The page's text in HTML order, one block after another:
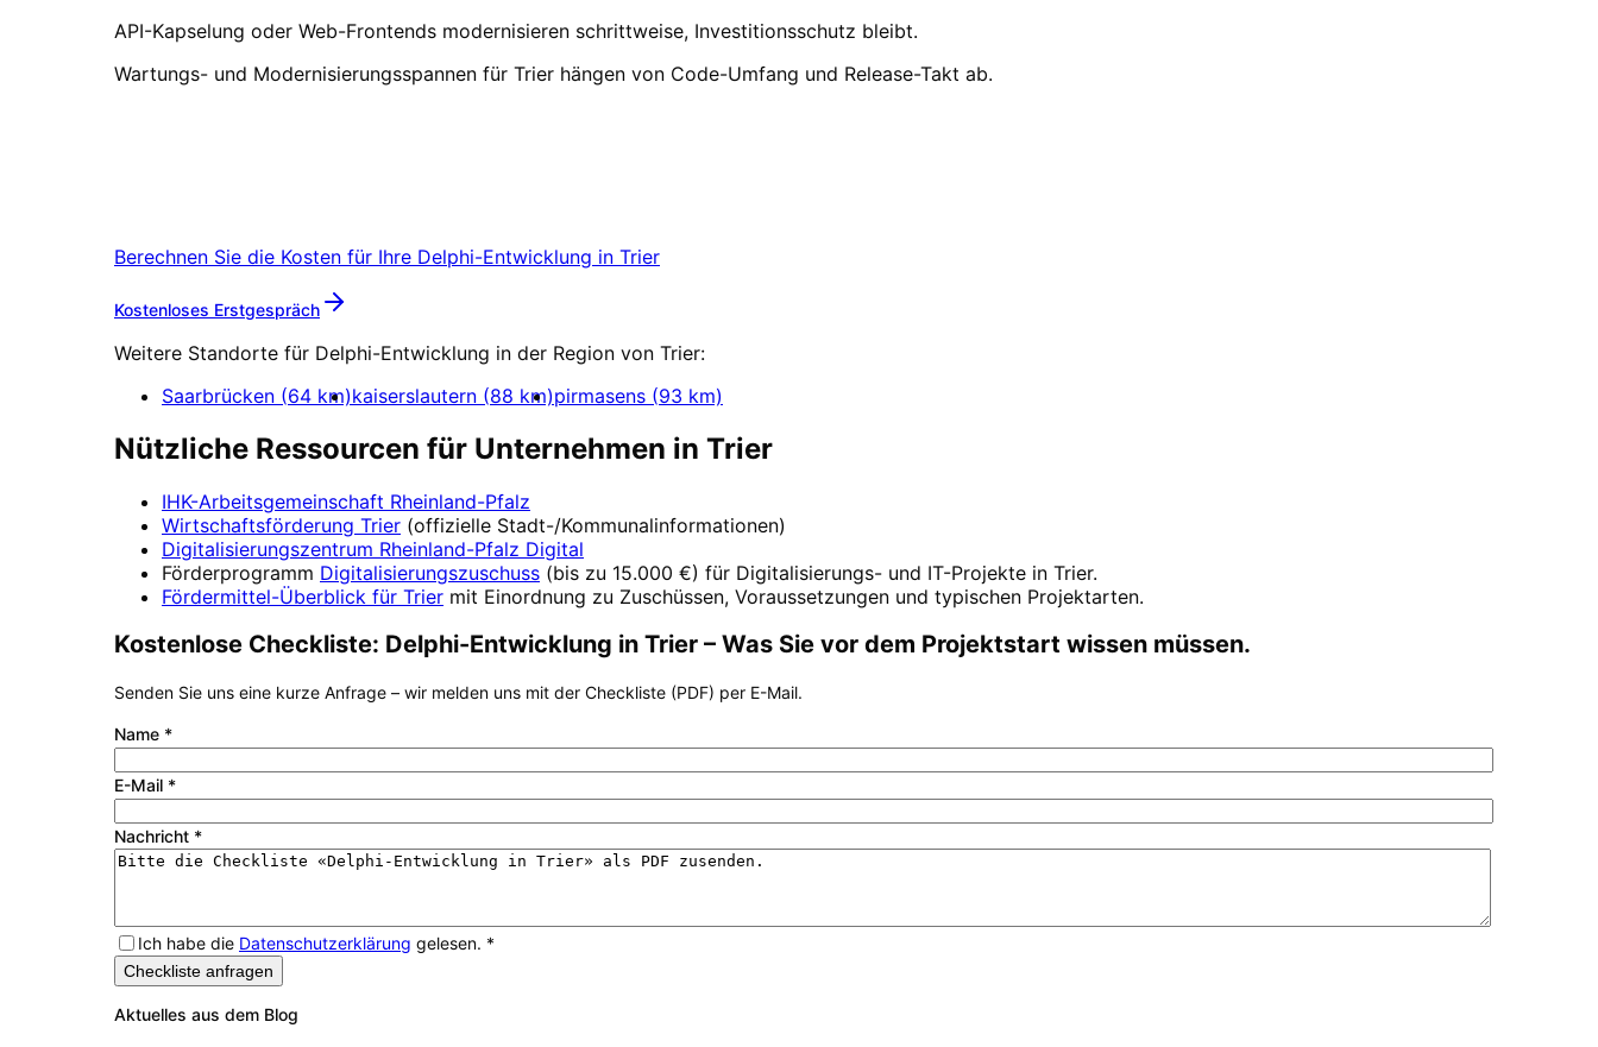
API-Kapselung oder Web-Frontends modernisieren schrittweise, Investitionsschutz bleibt.
Wartungs- und Modernisierungsspannen für Trier hängen von Code-Umfang und Release-Takt ab.
Berechnen Sie die Kosten für Ihre Delphi-Entwicklung in Trier
Kostenloses Erstgespräch
Weitere Standorte für Delphi-Entwicklung in der Region von Trier:
Saarbrücken (64 km)kaiserslautern (88 km)pirmasens (93 km)
Nützliche Ressourcen für Unternehmen in Trier
IHK-Arbeitsgemeinschaft Rheinland-Pfalz
Wirtschaftsförderung Trier (offizielle Stadt-/Kommunalinformationen)
Digitalisierungszentrum Rheinland-Pfalz Digital
Förderprogramm Digitalisierungszuschuss (bis zu 15.000 €) für Digitalisierungs- und IT-Projekte in Trier.
Fördermittel-Überblick für Trier mit Einordnung zu Zuschüssen, Voraussetzungen und typischen Projektarten.
Kostenlose Checkliste: Delphi-Entwicklung in Trier – Was Sie vor dem Projektstart wissen müssen.
Senden Sie uns eine kurze Anfrage – wir melden uns mit der Checkliste (PDF) per E-Mail.
Name *
E-Mail *
Nachricht *
Ich habe die Datenschutzerklärung gelesen. *
Checkliste anfragen
Aktuelles aus dem Blog